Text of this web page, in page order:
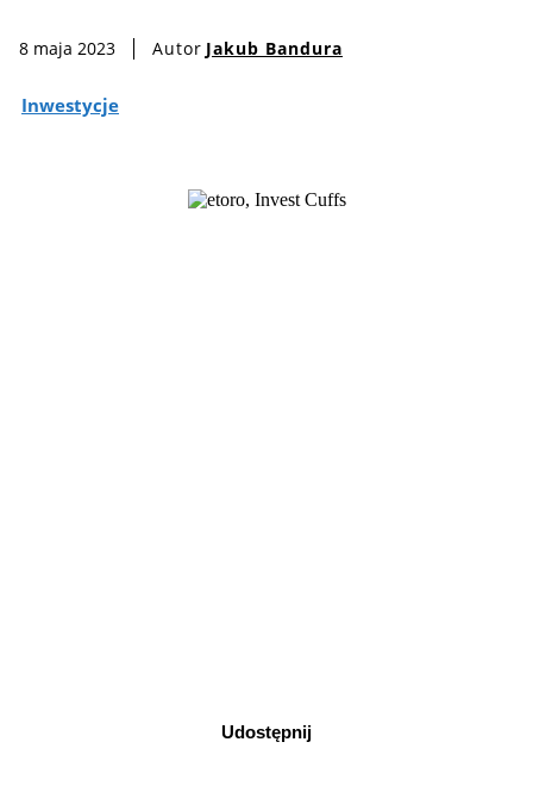
8 maja 2023 Autor Jakub Bandura
Inwestycje
Udostępnij